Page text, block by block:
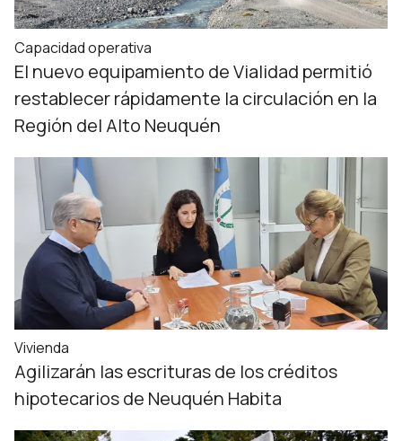
Capacidad operativa
El nuevo equipamiento de Vialidad permitió
restablecer rápidamente la circulación en la
Región del Alto Neuquén
Vivienda
Agilizarán las escrituras de los créditos
hipotecarios de Neuquén Habita